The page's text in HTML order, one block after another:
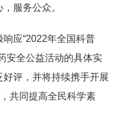
服务公众。
应“2022年全国科普
安全公益活动的具体实
评，并将持续携手开展
共同提高全民科学素